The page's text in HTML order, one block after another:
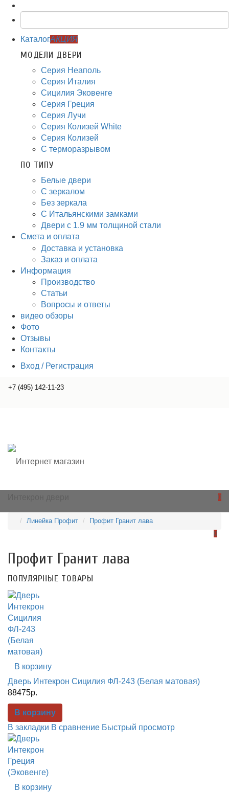
КаталогАКЦИЯ
МОДЕЛИ ДВЕРИ
Серия Неаполь
Серия Италия
Сицилия Эковенге
Серия Греция
Серия Лучи
Серия Колизей White
Серия Колизей
С терморазрывом
ПО ТИПУ
Белые двери
С зеркалом
Без зеркала
С Итальянскими замками
Двери с 1.9 мм толщиной стали
Смета и оплата
Доставка и установка
Заказ и оплата
Информация
Производство
Статьи
Вопросы и ответы
видео обзоры
Фото
Отзывы
Контакты
Вход / Регистрация
+7 (495) 142-11-23
0
0
Линейка Профит Профит Гранит лава
Профит Гранит лава
ПОПУЛЯРНЫЕ ТОВАРЫ
В корзину
Дверь Интекрон Сицилия ФЛ-243 (Белая матовая)
88475р.
В корзину
В закладки В сравнение Быстрый просмотр
В корзину